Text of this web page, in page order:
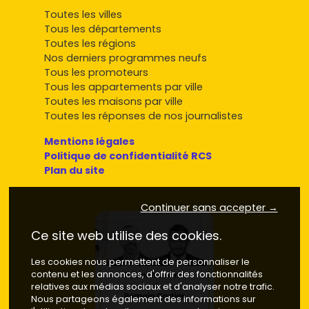
Toutes les villes
Tous les départements
Toutes les régions
Nos derniers programmes neufs
Tous les promoteurs
Tous les appartements par ville
Toutes les maisons par ville
Toutes les réponses de nos journalistes
Mentions légales
Politique de confidentialité RCS
Plan du site
Continuer sans accepter →
Ce site web utilise des cookies.
Les cookies nous permettent de personnaliser le
contenu et les annonces, d'offrir des fonctionnalités
relatives aux médias sociaux et d'analyser notre trafic.
Nous partageons également des informations sur